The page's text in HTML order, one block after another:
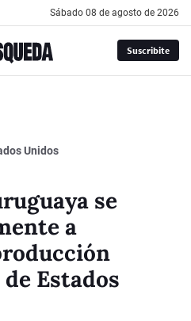
sábado 08 de agosto de 2026
Suscribite
Unidos
se
a
Estados